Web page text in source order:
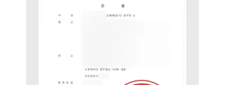
법률지식인